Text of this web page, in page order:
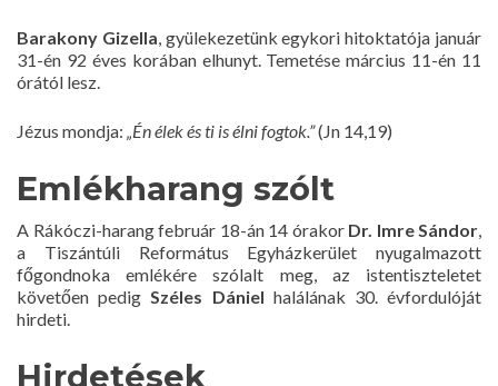
Barakony Gizella, gyülekezetünk egykori hitoktatója január
31-én 92 éves korában elhunyt. Temetése március 11-én 11
órától lesz.
Jézus mondja: „Én élek és ti is élni fogtok.”(Jn 14,19)
Emlékharang szólt
A Rákóczi-harang február 18-án 14 órakor Dr. Imre Sándor,
a Tiszántúli Református Egyházkerület nyugalmazott
főgondnoka emlékére szólalt meg, az istentiszteletet
követően pedigSzéles Dániel halálának 30. évfordulóját
hirdeti.
Hirdetések